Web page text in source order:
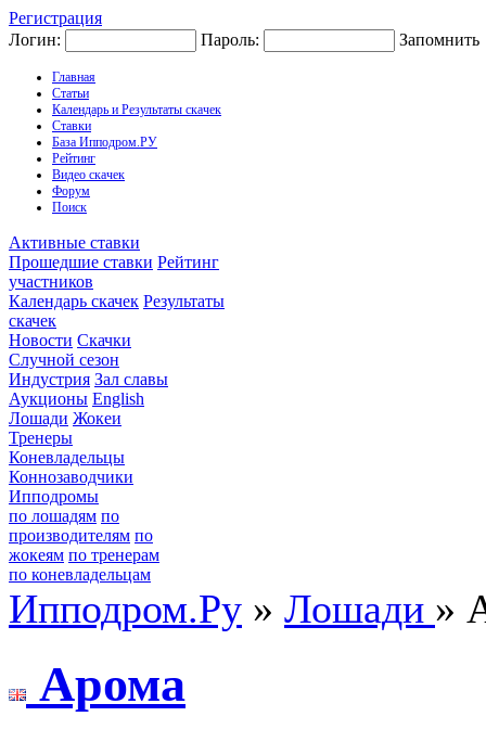
Регистрация
Логин:
Пароль: Запомнить
Главная
Статьи
Календарь и Результаты скачек
Ставки
База Ипподром.РУ
Рейтинг
Видео скачек
Форум
Поиск
Активные ставки
Прошедшие ставки Рейтинг
участников
Календарь скачек Результаты
скачек
Новости Скачки
Случной сезон
Индустрия Зал славы
Аукционы English
Лошади Жокеи
Тренеры
Коневладельцы
Коннозаводчики
Ипподромы
по лошадям по
производителям по
жокеям по тренерам
по коневладельцам
Ипподром.Ру » Лошади »
Аpома